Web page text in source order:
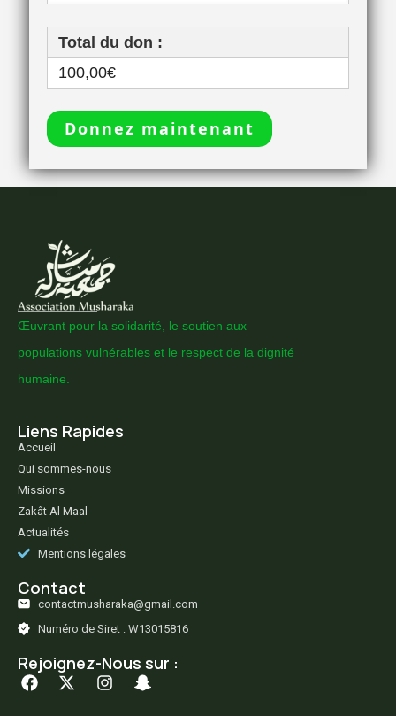
Total du don :
100,00€
Œuvrant pour la solidarité, le soutien aux
populations vulnérables et le respect de la dignité
humaine.
Liens Rapides
Accueil
Qui sommes-nous
Missions
Zakât Al Maal
Actualités
Mentions légales
Contact
contactmusharaka@gmail.com
Numéro de Siret : W13015816
Rejoignez-Nous sur :